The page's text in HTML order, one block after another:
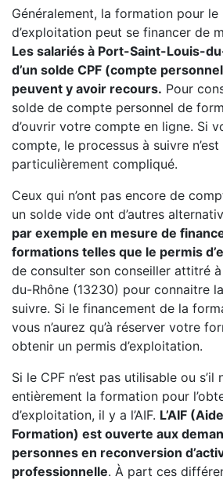
Généralement, la formation pour le
d’exploitation peut se financer de
Les salariés à Port-Saint-Louis-
d’un solde CPF (compte
peuvent y avoir recours. Pour
solde de compte personnel de
d’ouvrir votre compte en ligne. Si
compte, le processus à suivre n’est
particulièrement compliqué.
Ceux qui n’ont pas encore de
un solde vide ont d’autres
par exemple en mesure de
formations telles que le permis
de consulter son conseiller attitré
du-Rhône (13230) pour connaitre
suivre. Si le financement de la
vous n’aurez qu’à réserver votre
obtenir un permis d’exploitation.
Si le CPF n’est pas utilisable ou s’il
entièrement la formation pour
d’exploitation, il y a l’AIF. L’AIF
Formation) est ouverte aux
personnes en reconversion
professionnelle. À part ces